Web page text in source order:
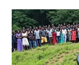
KUNINGAN
WN
MAJALENGKA